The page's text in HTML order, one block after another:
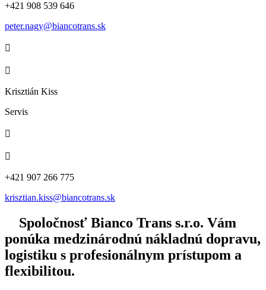
+421 908 539 646
peter.nagy@biancotrans.sk


Krisztián Kiss
Servis


+421 907 266 775
krisztian.kiss@biancotrans.sk
Spoločnosť Bianco Trans s.r.o. Vám
ponúka medzinárodnú nákladnú dopravu,
logistiku s profesionálnym prístupom a
flexibilitou.